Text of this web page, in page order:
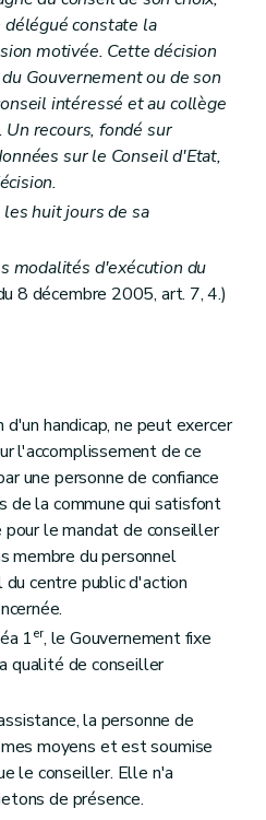
23
24
25
26
27
3 Droit à l'information
28
29
30
31
4 Attributions du conseil provincial
33
34
39
40
41
42
43
44
45
2 Réunions et délibérations du collège provincial
46
3 Attributions du collège provincial
47
48
gouverneur
51
52
53
54
constate la
motivée. Cette décision
Gouvernement ou de son
intéressé et au collège
recours, fondé sur
sur le Conseil d'Etat,
huit jours de sa
modalités d'exécution du
8 décembre 2005, art. 7, 4.)
d'un handicap, ne peut exercer
l'accomplissement de ce
une personne de confiance
de la commune qui satisfont
le mandat de conseiller
membre du personnel
du centre public d'action
1er, le Gouvernement fixe
qualité de conseiller
la personne de
moyens et est soumise
le conseiller. Elle n'a
de présence.